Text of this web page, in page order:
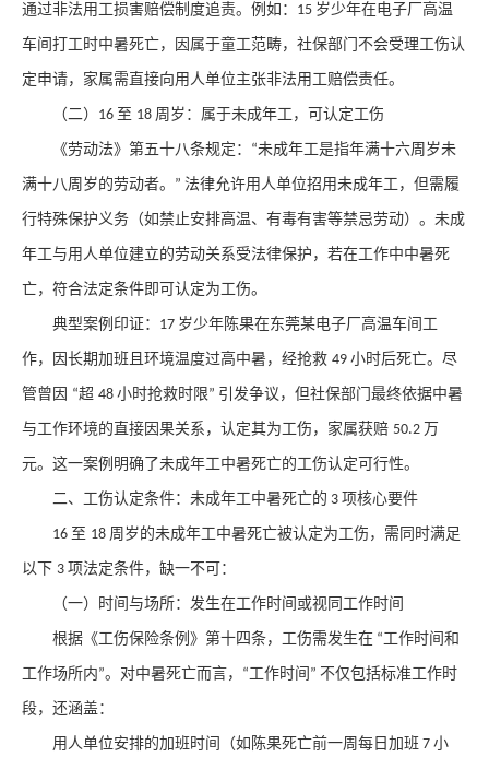
通过非法用工损害赔偿制度追责。例如： 15 岁少年在电子厂高温
车间打工时中暑死亡，因属于童工范畴，社保部门不会受理工伤认
定申请，家属需直接向用人单位主张非法用工赔偿责任。
（二） 16 至 18 周岁：属于未成年工，可认定工伤
《劳动法》第五十八条规定： “未成年工是指年满十六周岁未
满十八周岁的劳动者。 ” 法律允许用人单位招用未成年工，但需履
行特殊保护义务（如禁止安排高温、有毒有害等禁忌劳动）。未成
年工与用人单位建立的劳动关系受法律保护，若在工作中中暑死
亡， 符合法定条件即可认定为工伤。
典型案例印证： 17 岁少年陈果在东莞某电子厂高温车间工
作，因长期加班且环境温度过高中暑，经抢救 49 小时后死亡。尽
管曾因 “超 48 小时抢救时限” 引发争议，但社保部门最终依据中暑
与工作环境的直接因果关系，认定其为工伤，家属获赔 50.2 万
元。这一案例明确了未成年工中暑死亡的工伤认定可行性。
二、工伤认定条件：未成年工中暑死亡的 3 项核心要件
16 至 18 周岁的未成年工中暑死亡被认定为工伤，需同时满足
以下 3 项法定条件，缺一不可：
（一）时间与场所：发生在工作时间或视同工作时间
根据《工伤保险条例》第十四条，工伤需发生在 “工作时间和
工作场所内”。对中暑死亡而言， “工作时间 ” 不仅包括标准工作时
段，还涵盖：
用人单位安排的加班时间（如陈果死亡前一周每日加班 7 小